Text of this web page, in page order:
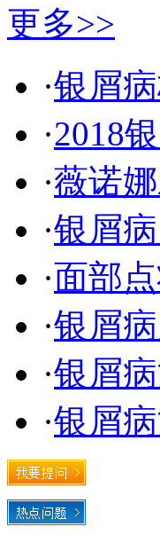
更多>>
·银屑
·2018
·薇诺
·银屑
·面部
·银屑
·银屑
·银屑